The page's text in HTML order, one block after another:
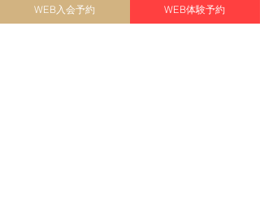
WEB入会予約 WEB体験予約